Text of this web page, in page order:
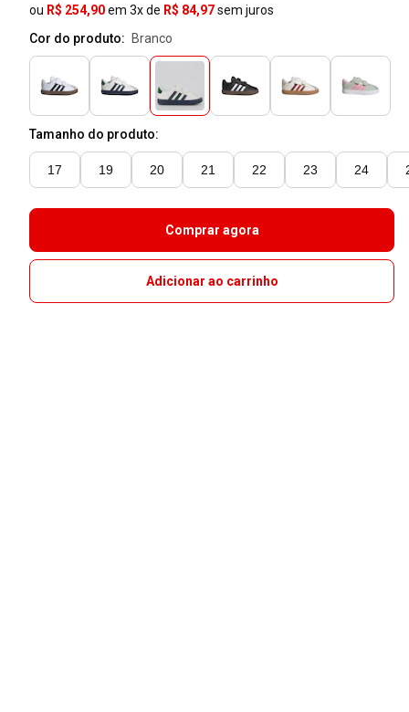
ou R$ 254,90em 3x de R$ 84,97sem juros
Cor do produto:
branco
Tamanho do produto:
17 19 20 21 22 23 24
Comprar agora
Adicionar ao carrinho